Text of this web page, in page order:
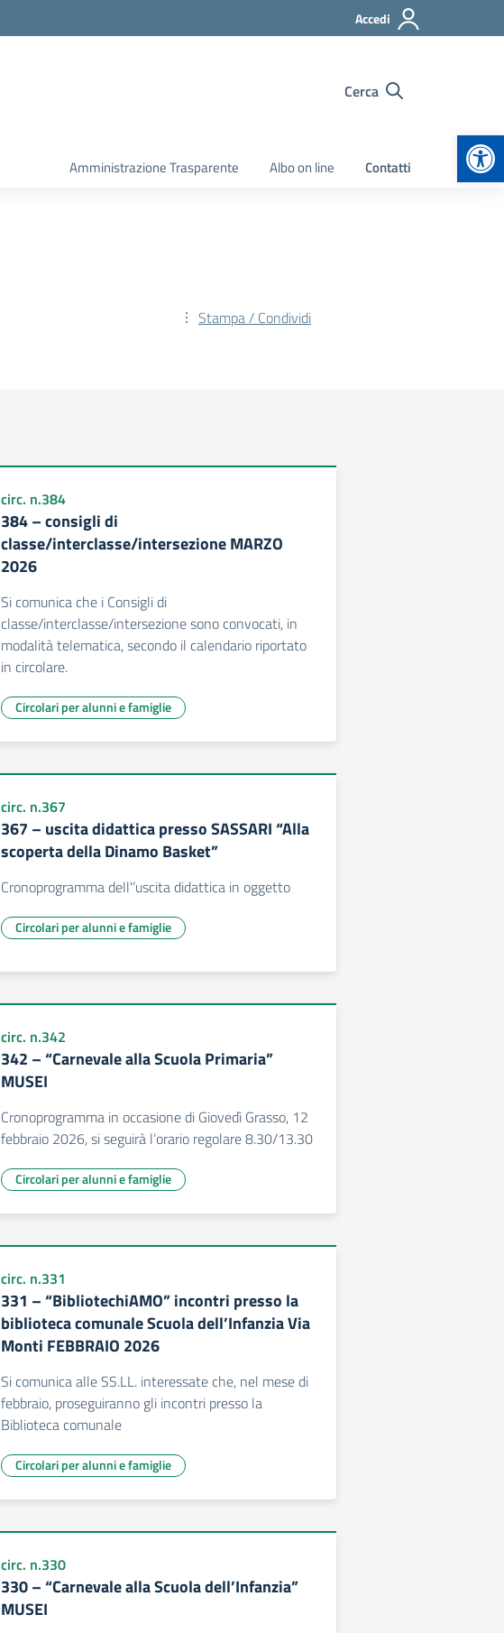
Accedi
Cerca
Amministrazione Trasparente Albo on line Contatti
Stampa / Condividi
circ. n.384
384 – consigli di
classe/interclasse/intersezione MARZO
2026
Si comunica che i Consigli di
classe/interclasse/intersezione sono convocati, in
modalità telematica, secondo il calendario riportato
in circolare.
Circolari per alunni e famiglie
circ. n.367
367 – uscita didattica presso SASSARI “Alla
scoperta della Dinamo Basket”
Cronoprogramma dell'’uscita didattica in oggetto
Circolari per alunni e famiglie
circ. n.342
342 – “Carnevale alla Scuola Primaria”
MUSEI
Cronoprogramma in occasione di Giovedì Grasso, 12
febbraio 2026, si seguirà l’orario regolare 8.30/13.30
Circolari per alunni e famiglie
circ. n.331
331 – “BibliotechiAMO” incontri presso la
biblioteca comunale Scuola dell’Infanzia Via
Monti FEBBRAIO 2026
Si comunica alle SS.LL. interessate che, nel mese di
febbraio, proseguiranno gli incontri presso la
Biblioteca comunale
Circolari per alunni e famiglie
circ. n.330
330 – “Carnevale alla Scuola dell’Infanzia”
MUSEI